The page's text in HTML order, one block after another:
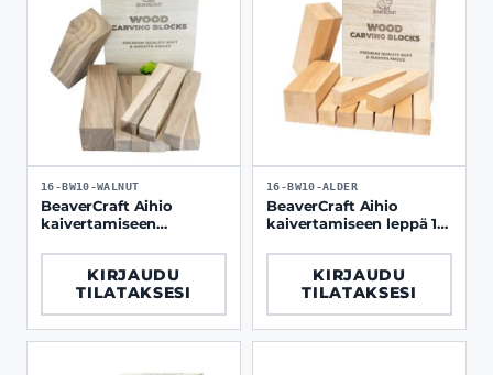
16-BW10-WALNUT
BeaverCraft Aihio
kaivertamiseen
KIRJAUDU
TILATAKSESI
16-BW10-ALDER
BeaverCraft Aihio
kaivertamiseen leppä 10
KIRJAUDU
TILATAKSESI